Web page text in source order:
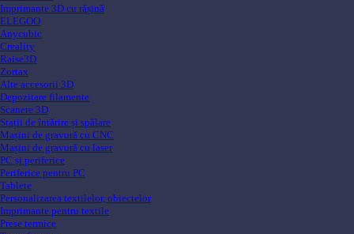
Imprimante 3D cu rășină
ELEGOO
Anycubic
Creality
Raise3D
Zortax
Alte accesorii 3D
Depozitare filamente
Scanere 3D
Stații de întărire și spălare
Mașini de gravură cu CNC
Mașini de gravură cu laser
PC și periferice
Periferice pentru PC
Tablete
Personalizarea textilelor, obiectelor
Imprimante pentru textile
Prese termice